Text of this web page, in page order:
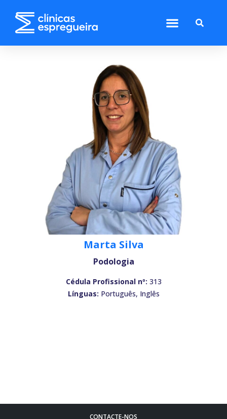
Marta Silva
Podologia
Cédula Profissional nº: 313
Línguas: Português, Inglês
CONTACTE-NOS